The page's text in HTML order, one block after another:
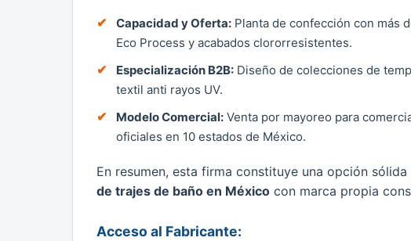
Capacidad y Oferta: Planta de confección con más
Eco Process y acabados clororresistentes.
Especialización B2B: Diseño de colecciones de
textil anti rayos UV.
Modelo Comercial: Venta por mayoreo para
oficiales en 10 estados de México.
En resumen, esta firma constituye una opción
de trajes de baño en México con marca propia
Acceso al Fabricante: